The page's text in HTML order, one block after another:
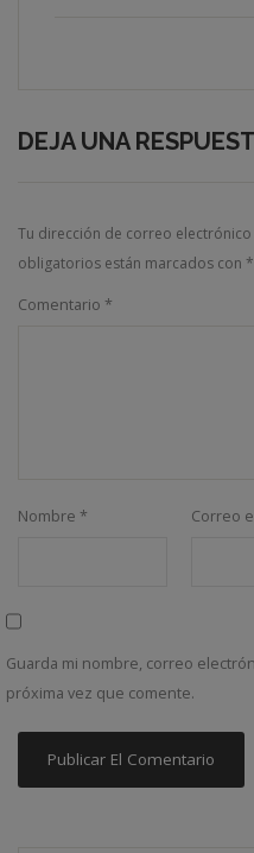
DEJA UNA
Tu dirección de correo
obligatorios están marcados con *
Comentario *
Nombre * Correo
Guarda mi nombre, correo
próxima vez que comente.